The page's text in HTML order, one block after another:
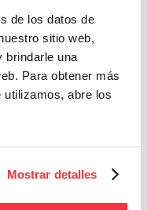
de los datos de
sitio web,
brindarle una
Para obtener más
utilizamos, abre los
Mostrar detalles
y